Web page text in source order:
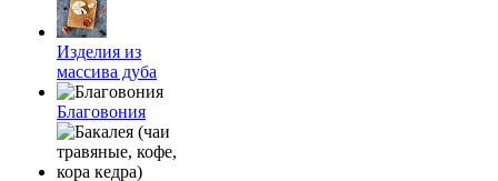
Изделия из
массива дуба
Благовония